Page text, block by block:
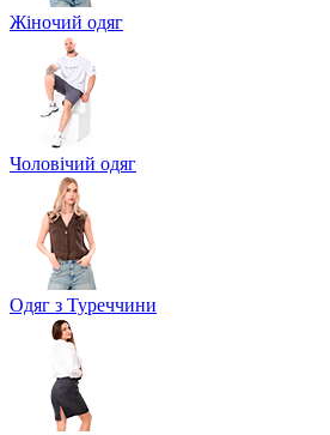
Жіночий одяг
Чоловічий одяг
Одяг з Туреччини